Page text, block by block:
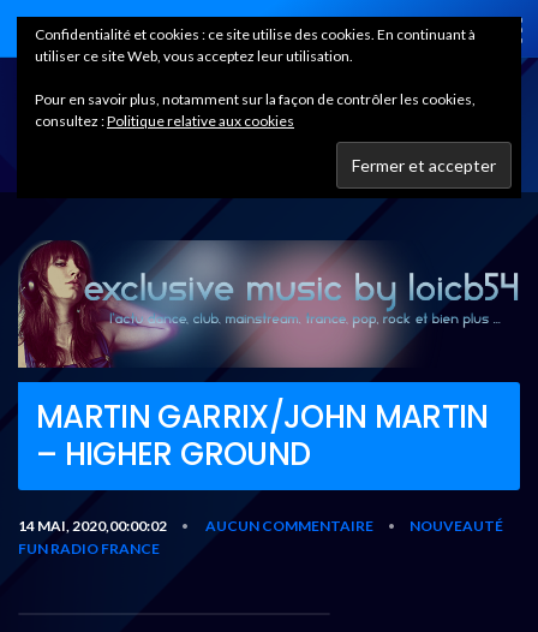
Home
MARTIN GARRIX/JOHN MARTIN
– HIGHER GROUND
14 MAI, 2020,00:00:02 • AUCUN COMMENTAIRE •
NOUVEAUTÉ
FUN RADIO FRANCE
Confidentialité et cookies : ce site utilise des cookies. En continuant à
utiliser ce site Web, vous acceptez leur utilisation.
Pour en savoir plus, notamment sur la façon de contrôler les cookies,
consultez :Politique relative aux cookies